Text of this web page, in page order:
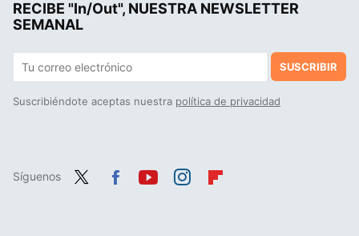
RECIBE "In/Out", NUESTRA NEWSLETTER
SEMANAL
SUSCRIBIR
Suscribiéndote aceptas nuestra política de privacidad
Síguenos